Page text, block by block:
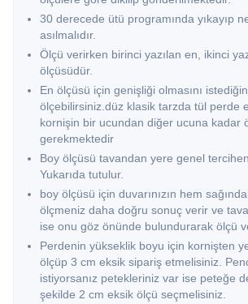
30 derecede ütü programında yıkayıp
asılmalıdır.
Ölçü verirken birinci yazılan en, ikinci
ölçüsüdür.
En ölçüsü için genişliği olmasını
ölçebilirsiniz.düz klasik tarzda tül perde
kornişin bir ucundan diğer ucuna kadar
gerekmektedir
Boy ölçüsü tavandan yere genel
Yukarıda tutulur.
boy ölçüsü için duvarınızın hem
ölçmeniz daha doğru sonuç verir ve
ise onu göz önünde bulundurarak ölçü
Perdenin yükseklik boyu için kornişten
ölçüp 3 cm eksik sipariş etmelisiniz.
istiyorsanız petekleriniz var ise peteğe
şekilde 2 cm eksik ölçü seçmelisiniz.